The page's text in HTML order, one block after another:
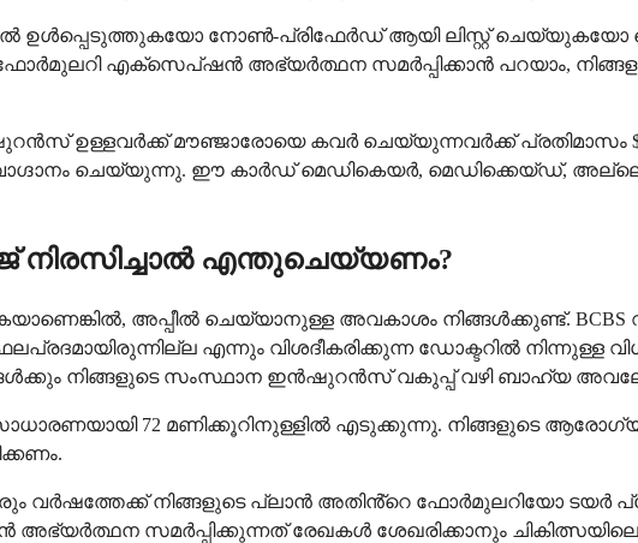
ഉൾപ്പെടുത്തുകയോ നോൺ-പ്രിഫേർഡ് ആയി ലിസ്റ്റ് ചെയ്യുകയോ
എക്സെപ്ഷൻ അഭ്യർത്ഥന സമർപ്പിക്കാൻ പറയാം,
ഉള്ളവർക്ക് മൗഞ്ജാരോയെ കവർ ചെയ്യുന്നവർക്ക് പ്രതിമാസം
വാഗ്ദാനം ചെയ്യുന്നു. ഈ കാർഡ് മെഡികെയർ, മെഡിക്കെയ്ഡ്,
നിരസിച്ചാൽ എന്തുചെയ്യണം?
അപ്പീൽ ചെയ്യാനുള്ള അവകാശം നിങ്ങൾക്കുണ്ട്.
എന്നും വിശദീകരിക്കുന്ന ഡോക്ടറിൽ നിന്നുള്ള
നിങ്ങളുടെ സംസ്ഥാന ഇൻഷുറൻസ് വകുപ്പ് വഴി ബാഹ്യ
72 മണിക്കൂറിനുള്ളിൽ എടുക്കുന്നു. നിങ്ങളുടെ
വർഷത്തേക്ക് നിങ്ങളുടെ പ്ലാൻ അതിൻ്റെ ഫോർമുലറിയോ ടയർ
സമർപ്പിക്കുന്നത് രേഖകൾ ശേഖരിക്കാനും